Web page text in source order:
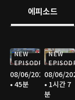
에피소드
NEW
EPISODE
08/06/2026
• 45분
NEW
EPISODE
08/06/
• 1시간 7
분